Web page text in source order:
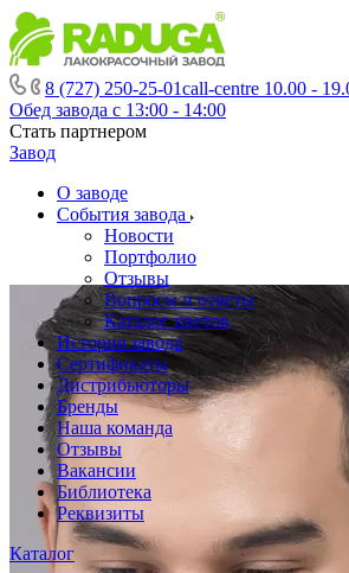
8 (727) 250-25-01call-centre 10.00 -
Обед завода с 13:00 - 14:00
Стать партнером
Завод
О заводе
События завода
Новости
Портфолио
Отзывы
Вопросы и ответы
Каталог цветов
История завода
Сертификаты
Дистрибьюторы
Бренды
Наша команда
Отзывы
Вакансии
Библиотека
Реквизиты
Каталог